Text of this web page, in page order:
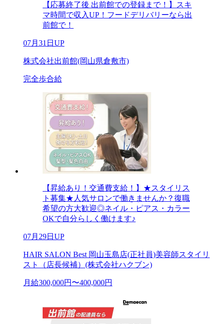
【応募終了後 出前館での登録まで！】スキ
マ時間で収入UP！フードデリバリーなら出
前館で！
07月31日UP
株式会社出前館(岡山県倉敷市)
完全歩合給
【昇給あり！交通費支給！】★スタイリス
ト募集★人気サロンで働きませんか？復職
希望の方大歓迎◎ネイル・ピアス・カラー
OKで自分らしく働けます♪
07月29日UP
HAIR SALON Best 岡山玉島店(正社員)美容師スタイリ
スト（店長候補）(株式会社ハクブン)
月給300,000円〜400,000円